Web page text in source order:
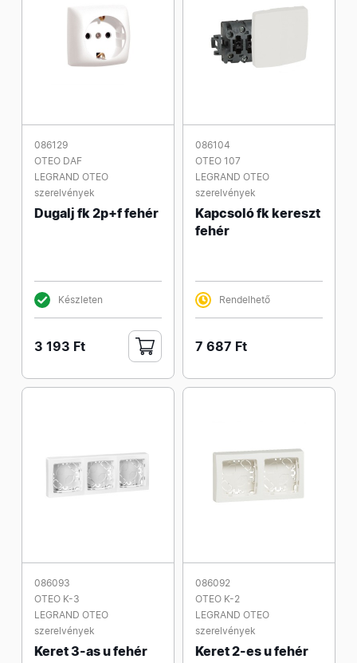
086129
OTEO DAF
LEGRAND OTEO
szerelvények
Dugalj fk 2p+f fehér
Készleten
3 193 Ft
086104
OTEO 107
LEGRAND OTEO
szerelvények
Kapcsoló fk kereszt
fehér
Rendelhető
7 687 Ft
086093
OTEO K-3
LEGRAND OTEO
szerelvények
Keret 3-as u fehér
086092
OTEO K-2
LEGRAND OTEO
szerelvények
Keret 2-es u fehér